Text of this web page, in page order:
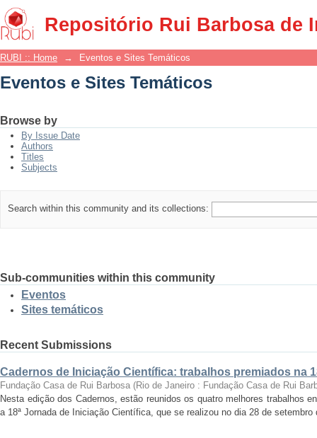
Repositório Rui Barbosa de
Eventos e Sites Temáticos
RUBI :: Home → Eventos e Sites Temáticos
Eventos e Sites Temáticos
Browse by
By Issue Date
Authors
Titles
Subjects
Search within this community and its collections:
Sub-communities within this community
Eventos
Sites temáticos
Recent Submissions
Cadernos de Iniciação Científica: trabalhos premiados na
Fundação Casa de Rui Barbosa (Rio de Janeiro : Fundação Casa de Rui
Nesta edição dos Cadernos, estão reunidos os quatro melhores trabalhos
a 18ª Jornada de Iniciação Científica, que se realizou no dia 28 de